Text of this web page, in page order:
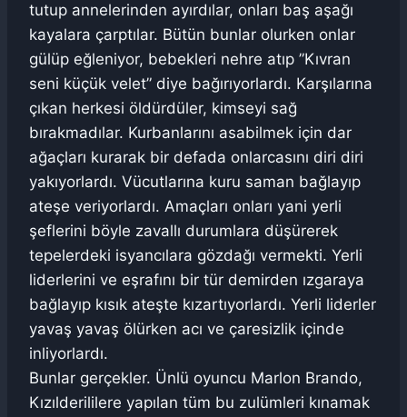
tutup annelerinden ayırdılar, onları baş aşağı
kayalara çarptılar. Bütün bunlar olurken onlar
gülüp eğleniyor, bebekleri nehre atıp ”Kıvran
seni küçük velet” diye bağırıyorlardı. Karşılarına
çıkan herkesi öldürdüler, kimseyi sağ
bırakmadılar. Kurbanlarını asabilmek için dar
ağaçları kurarak bir defada onlarcasını diri diri
yakıyorlardı. Vücutlarına kuru saman bağlayıp
ateşe veriyorlardı. Amaçları onları yani yerli
şeflerini böyle zavallı durumlara düşürerek
tepelerdeki isyancılara gözdağı vermekti. Yerli
liderlerini ve eşrafını bir tür demirden ızgaraya
bağlayıp kısık ateşte kızartıyorlardı. Yerli liderler
yavaş yavaş ölürken acı ve çaresizlik içinde
inliyorlardı.
Bunlar gerçekler. Ünlü oyuncu Marlon Brando,
Kızılderililere yapılan tüm bu zulümleri kınamak